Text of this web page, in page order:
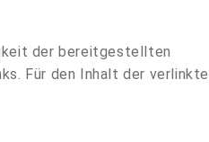
der bereitgestellten
Für den Inhalt der